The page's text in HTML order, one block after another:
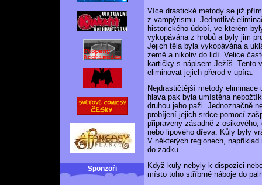
Sponzoři
Více drastické metody se již
z vampýrismu. Jednotlivé
historického údobí, ve kterém
vykopávána z hrobů a byly jim
Jejich těla byla vykopávána a
země a nikoliv do lidí. Velice
kartičky s nápisem Ježíš. Tento
eliminovat jejich přerod v upíra.
Nejdrastičtější metody
hlava pak byla umístěna
druhou jeho paži. Jednoznačně
probíjení jejich srdce pomocí
připraveny zásadně z
nebo lipového dřeva. Kůly byly
V některých regionech,
do zadku.
Když kůly nebyly k dispozici
místo toho stříbrné náboje do